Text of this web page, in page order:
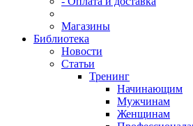
Магазины
Библиотека
Новости
Статьи
Тренинг
Начинающим
Мужчинам
Женщинам